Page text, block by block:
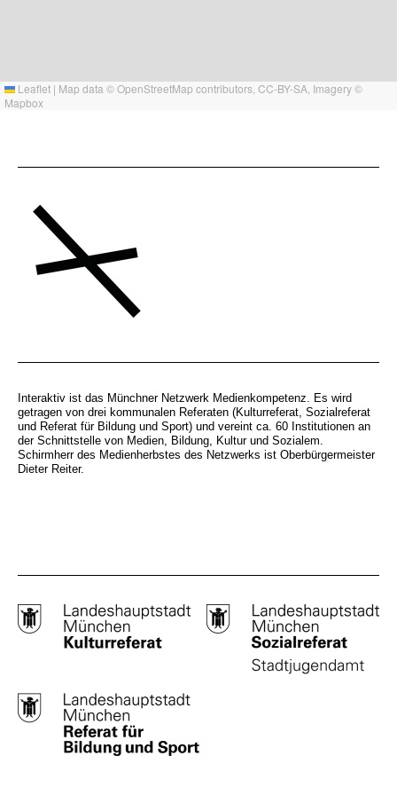
Leaflet | Map data ©OpenStreetMap contributors, CC-BY-SA , Imagery ©
Mapbox
Interaktiv ist das Münchner Netzwerk Medienkompetenz. Es wird
getragen von drei kommunalen Referaten (Kulturreferat, Sozialreferat
und Referat für Bildung und Sport) und vereint ca. 60 Institutionen an
der Schnittstelle von Medien, Bildung, Kultur und Sozialem.
Schirmherr des Medienherbstes des Netzwerks ist Oberbürgermeister
Dieter Reiter.